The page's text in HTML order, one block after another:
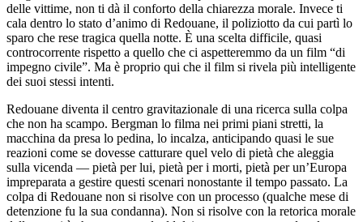
delle vittime, non ti dà il conforto della chiarezza morale. Invece ti
cala dentro lo stato d’animo di Redouane, il poliziotto da cui partì lo
sparo che rese tragica quella notte. È una scelta difficile, quasi
controcorrente rispetto a quello che ci aspetteremmo da un film “di
impegno civile”. Ma è proprio qui che il film si rivela più intelligente
dei suoi stessi intenti.
Redouane diventa il centro gravitazionale di una ricerca sulla colpa
che non ha scampo. Bergman lo filma nei primi piani stretti, la
macchina da presa lo pedina, lo incalza, anticipando quasi le sue
reazioni come se dovesse catturare quel velo di pietà che aleggia
sulla vicenda — pietà per lui, pietà per i morti, pietà per un’Europa
impreparata a gestire questi scenari nonostante il tempo passato. La
colpa di Redouane non si risolve con un processo (qualche mese di
detenzione fu la sua condanna). Non si risolve con la retorica morale